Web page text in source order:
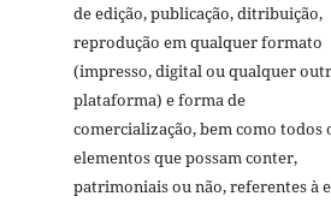
de edição, publicação, ditribuição,
reprodução em qualquer formato
(impresso, digital ou qualquer
plataforma) e forma de
comercialização, bem como todos
elementos que possam conter,
patrimoniais ou não, referentes à